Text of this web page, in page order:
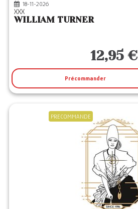
18-11-2026
XXX
WILLIAM TURNER
12,95 €
Précommander
PRECOMMANDE